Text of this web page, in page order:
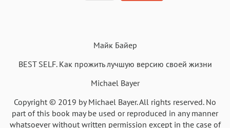
Аа
Roboto
Аа
Garamond
Аа
Fira Sans
Аа
Times
Майк Байер
BEST SELF. Как прожить лучшую версию своей жизни
Michael Bayer
Copyright © 2019 by Michael Bayer. All rights reserved. No
part of this book may be used or reproduced in any manner
whatsoever without written permission except in the case of